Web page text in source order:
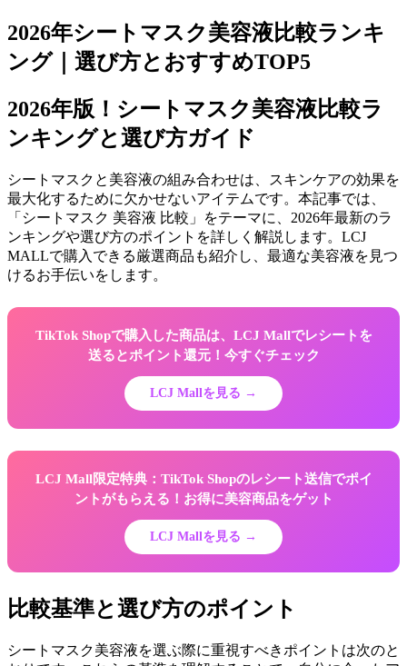
2026年シートマスク美容液比較ランキ
ング｜選び方とおすすめTOP5
2026年版！シートマスク美容液比較ラ
ンキングと選び方ガイド
シートマスクと美容液の組み合わせは、スキンケアの効果を
最大化するために欠かせないアイテムです。本記事では、
「シートマスク 美容液 比較」をテーマに、2026年最新のラ
ンキングや選び方のポイントを詳しく解説します。LCJ
MALLで購入できる厳選商品も紹介し、最適な美容液を見つ
けるお手伝いをします。
TikTok Shopで購入した商品は、LCJ Mallでレシートを
送るとポイント還元！今すぐチェック
LCJ Mallを見る →
LCJ Mall限定特典：TikTok Shopのレシート送信でポイ
ントがもらえる！お得に美容商品をゲット
LCJ Mallを見る →
比較基準と選び方のポイント
シートマスク美容液を選ぶ際に重視すべきポイントは次のと